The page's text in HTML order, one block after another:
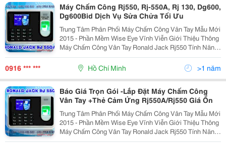
Máy Chấm Công Rj550, Rj-550A, Rj 130, Dg600,
Dg600Bid Dịch Vụ Sửa Chửa Tối Ưu
Trung Tâm Phân Phối Máy Chấm Công Vân Tay Mẫu Mới
2015 - Phần Mềm Wise Eye Vĩnh Viễn Giới Thiệu Thông
Máy Chấm Công Vân Tay Ronald Jack Rj550 Tính Năng:
Công Nghệ Mới Nhất 2015 Tên Sản Phẩm: Ronald Jack
Rj550 M
0916 *** *** Hồ Chí Minh >1 năm
Báo Giá Trọn Gói -Lắp Đặt Máy Chấm Công
Vân Tay +Thẻ Cảm Ứng Rj550A/Rj550 Giá Ổn
Trung Tâm Phân Phối Máy Chấm Công Vân Tay Mẫu Mới
2015 - Phần Mềm Wise Eye Vĩnh Viễn Giới Thiệu Thông
Máy Chấm Công Vân Tay Ronald Jack Rj550 Tính Năng:
Công Nghệ Mới Nhất 2015 Tên Sản Phẩm: Ronald Jack